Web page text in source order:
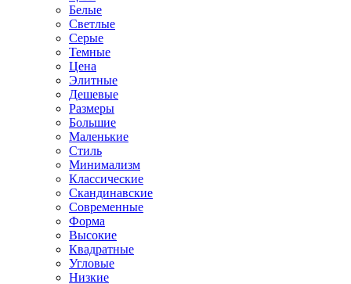
Белые
Светлые
Серые
Темные
Цена
Элитные
Дешевые
Размеры
Большие
Маленькие
Стиль
Минимализм
Классические
Скандинавские
Современные
Форма
Высокие
Квадратные
Угловые
Низкие